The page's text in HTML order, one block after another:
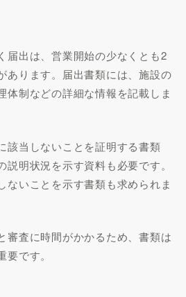
届出は、営業開始の少なくとも2
あります。届出書類には、施設の
体制などの詳細な情報を記載しま
該当しないことを証明する書類
明状況を示す資料も必要です。
ないことを示す書類も求められま
審査に時間がかかるため、書類は
です。